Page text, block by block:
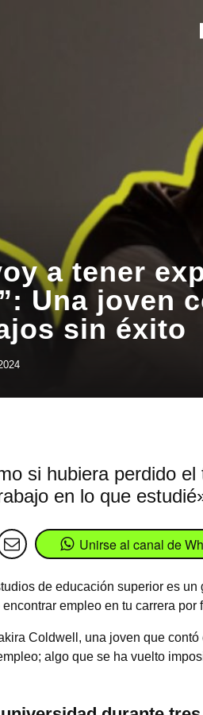
a tener
Una joven
sin éxito
si hubiera perdido
en lo que
Unirse al canal de
de educación superior es
empleo en tu carrera por
Coldwell, una joven que
algo que se ha vuelto